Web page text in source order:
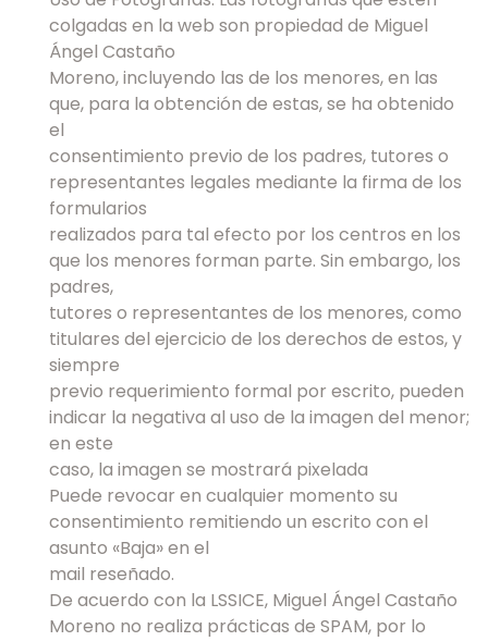
colgadas en la web son propiedad de Miguel
Ángel Castaño
Moreno, incluyendo las de los menores, en las
que, para la obtención de estas, se ha obtenido
el
consentimiento previo de los padres, tutores o
representantes legales mediante la firma de los
formularios
realizados para tal efecto por los centros en los
que los menores forman parte. Sin embargo, los
padres,
tutores o representantes de los menores, como
titulares del ejercicio de los derechos de estos, y
siempre
previo requerimiento formal por escrito, pueden
indicar la negativa al uso de la imagen del menor;
en este
caso, la imagen se mostrará pixelada
Puede revocar en cualquier momento su
consentimiento remitiendo un escrito con el
asunto «Baja» en el
mail reseñado.
De acuerdo con la LSSICE, Miguel Ángel Castaño
Moreno no realiza prácticas de SPAM, por lo